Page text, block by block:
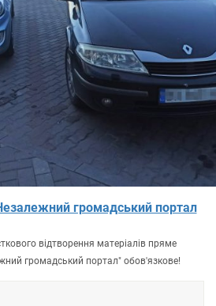
громадський портал
відтворення матеріалів пряме
громадський портал" обов'язкове!